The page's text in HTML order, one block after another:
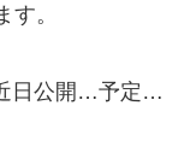
。
日公開…予定…